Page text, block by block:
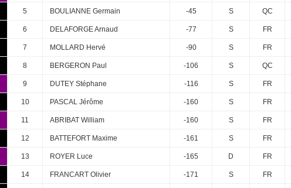
5 BOULIANNE Germain -45 S QC
6 DELAFORGE Arnaud -77 S FR
7 MOLLARD Hervé -90 S FR
8 BERGERON Paul -106 S QC
9 DUTEY Stéphane -116 S FR
10 PASCAL Jérôme -160 S FR
11 ABRIBAT William -160 S FR
12 BATTEFORT Maxime -161 S FR
13 ROYER Luce -165 D FR
14 FRANCART Olivier -171 S FR